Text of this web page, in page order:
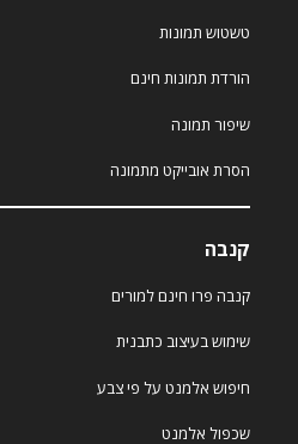
טשטוש תמונות
הורדת תמונות חינם
שיפור תמונה
הסרת אובייקט מתמונה
קנבה
קנבה פרו חינם למורים
שימוש בעיצוב כתבנית
חיפוש אלמנט על פי צבע
שכפול אלמנט